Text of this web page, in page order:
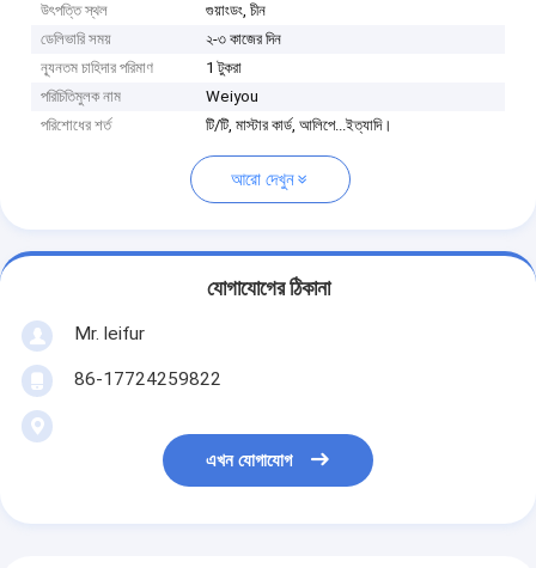
উৎপত্তি স্থল
গুয়াংডং, চীন
ডেলিভারি সময়
২-৩ কাজের দিন
ন্যূনতম চাহিদার পরিমাণ
1 টুকরা
পরিচিতিমুলক নাম
Weiyou
পরিশোধের শর্ত
টি/টি, মাস্টার কার্ড, আলিপে...ইত্যাদি।
আরো দেখুন
যোগাযোগের ঠিকানা
Mr. leifur
86-17724259822
এখন যোগাযোগ